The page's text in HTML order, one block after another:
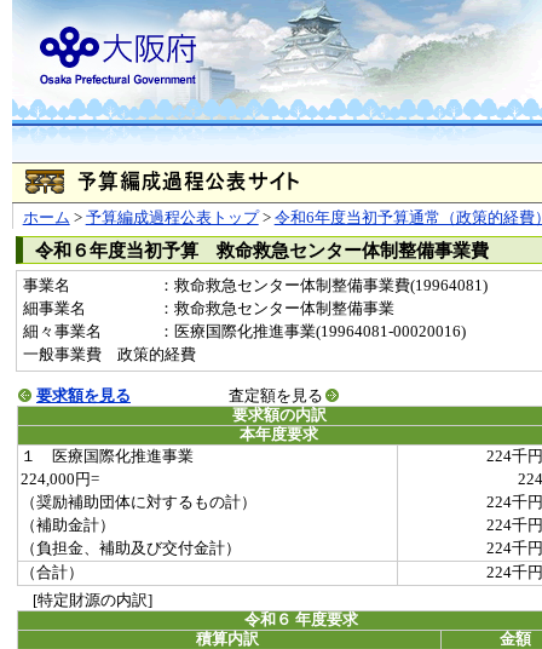
ホーム > 予算編成過程公表トップ> 令和6年度当初予算通常（政策的経費
令和６年度当初予算 救命救急センター体制整備事業費
事業名
：救命救急センター体制整備事業費(19964081)
細事業名
：救命救急センター体制整備事業
細々事業名
：医療国際化推進事業(19964081-00020016)
一般事業費 政策的経費
要求額を見る
査定額を見る
要求額の内訳
本年度要求
１ 医療国際化推進事業
224千円
224,000円=
224
（奨励補助団体に対するもの計）
224千円
（補助金計）
224千円
（負担金、補助及び交付金計）
224千円
（合計）
224千円
[特定財源の内訳]
令和６ 年度要求
積算内訳
金額